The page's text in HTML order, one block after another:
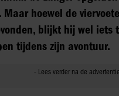
Maar hoewel de
blijkt hij wel iets
tijdens zijn avontuur.